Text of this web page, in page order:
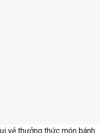
vẻ thưởng thức món bánh